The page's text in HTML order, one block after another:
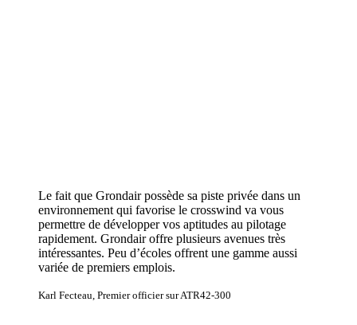
Le fait que Grondair possède sa piste privée dans un
environnement qui favorise le crosswind va vous
permettre de développer vos aptitudes au pilotage
rapidement. Grondair offre plusieurs avenues très
intéressantes. Peu d’écoles offrent une gamme aussi
variée de premiers emplois.
Karl Fecteau, Premier officier sur ATR42-300